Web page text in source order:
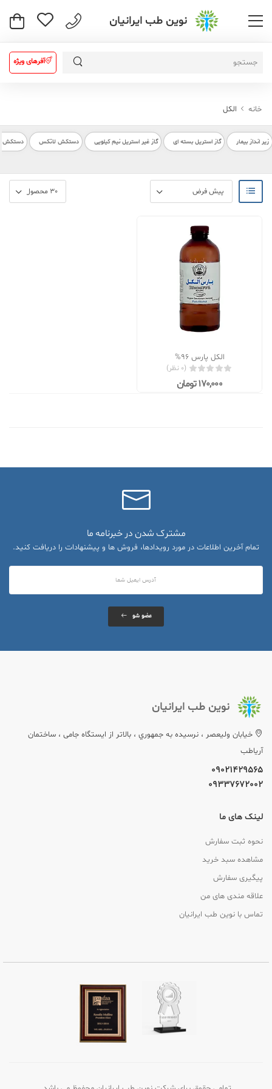
نوین طب ایرانیان
آفرهای ویژه
خانه الکل
زیر انداز بیمار گاز استریل بسته ای گاز غیر استریل نیم کیلویی دستکش لاتکس دستکش
الکل پارس 96%
(0 نظر)
170,000 تومان
مشترک شدن در خبرنامه ما
تمام آخرین اطلاعات در مورد رویدادها، فروش ها و پیشنهادات را دریافت کنید.
عضو شو
نوین طب ایرانیان
خيابان وليعصر ، نرسيده به جمهوري ، بالاتر از ایستگاه جامی ، ساختمان
آریاطب
09021429565
09337672002
لینک های ما
نحوه ثبت سفارش
مشاهده سبد خرید
پیگیری سفارش
علاقه مندی های من
تماس با نوین طب ایرانیان